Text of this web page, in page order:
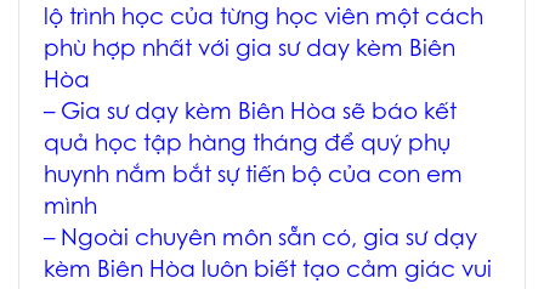
lộ trình học của từng học viên một cách
phù hợp nhất với gia sư day kèm Biên
Hòa
– Gia sư dạy kèm Biên Hòa sẽ báo kết
quả học tập hàng tháng để quý phụ
huynh nắm bắt sự tiến bộ của con em
mình
– Ngoài chuyên môn sẵn có, gia sư dạy
kèm Biên Hòa luôn biết tạo cảm giác vui